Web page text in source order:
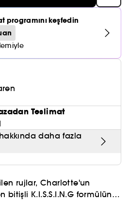
programını keşfedin
Teslimat
daha fazla
rujlar, Charlotte'un
bitişli K.I.S.S.I.N.G formülüne
Matte Revolution